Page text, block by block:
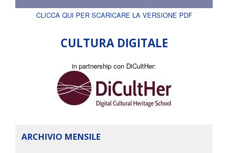
CLICCA QUI PER SCARICARE LA VERSIONE PDF
CULTURA DIGITALE
in partnership con DiCultHer:
ARCHIVIO MENSILE